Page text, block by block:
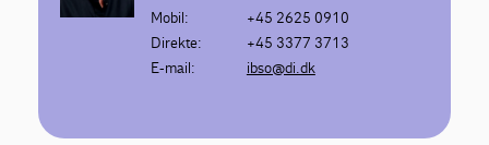
Mobil:
+45 2625 0910
Direkte:
+45 3377 3713
E-mail:
ibso@di.dk